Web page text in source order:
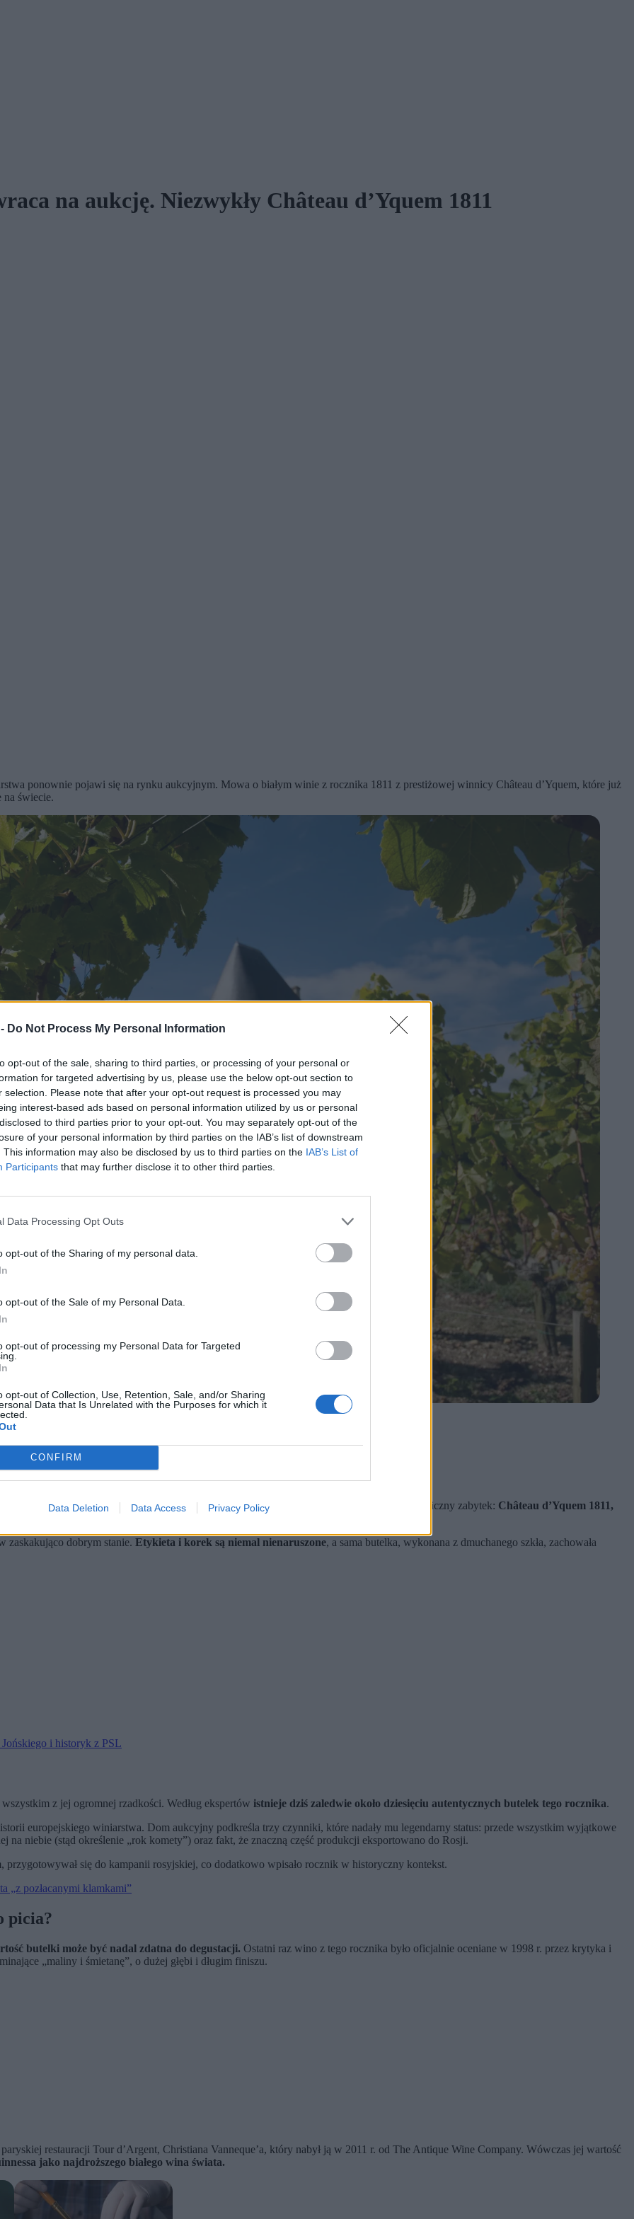
Do Not Process My Personal Information
opt-out of the sale, sharing to third parties, or processing of your personal or
for targeted advertising by us, please use the below opt-out section to
selection. Please note that after your opt-out request is processed you may
interest-based ads based on personal information utilized by us or personal
to third parties prior to your opt-out. You may separately opt-out of the
of your personal information by third parties on the IAB’s list of downstream
This information may also be disclosed by us to third parties on the IAB’s List of
Participants that may further disclose it to other third parties.
Data Processing Opt Outs
opt-out of the Sharing of my personal data.
opt-out of the Sale of my Personal Data.
opt-out of processing my Personal Data for Targeted
opt-out of Collection, Use, Retention, Sale, and/or Sharing
Data that Is Unrelated with the Purposes for which it
CONFIRM
Data Deletion Data Access Privacy Policy
na aukcję. Niezwykły Château d’Yquem 1811
ponownie pojawi się na rynku aukcyjnym. Mowa o białym winie z rocznika 1811 z prestiżowej winnicy Château d’Yquem, które już
na świecie.
Images)
najrzadszych roczników w historii.
jako najdroższe białe wino świata.
zatytułowanej „Les Phares”, która odbędzie się 31 maja w regionie Hérault.
przedmiotów kolekcjonerskich. Wśród rzeźb i obrazów znajdzie się również niezwykły enologiczny zabytek: Château d’Yquem 1811,
zaskakująco dobrym stanie. Etykieta i korek są niemal nienaruszone, a sama butelka, wykonana z dmuchanego szkła, zachowała
i historyk z PSL
z jej ogromnej rzadkości. Według ekspertów istnieje dziś zaledwie około dziesięciu autentycznych butelek tego rocznika.
europejskiego winiarstwa. Dom aukcyjny podkreśla trzy czynniki, które nadały mu legendarny status: przede wszystkim wyjątkowe
niebie (stąd określenie „rok komety”) oraz fakt, że znaczną część produkcji eksportowano do Rosji.
się do kampanii rosyjskiej, co dodatkowo wpisało rocznik w historyczny kontekst.
„z pozłacanymi klamkami”
picia?
butelki może być nadal zdatna do degustacji. Ostatni raz wino z tego rocznika było oficjalnie oceniane w 1998 r. przez krytyka i
„maliny i śmietanę”, o dużej głębi i długim finiszu.
restauracji Tour d’Argent, Christiana Vanneque’a, który nabył ją w 2011 r. od The Antique Wine Company. Wówczas jej wartość
jako najdroższego białego wina świata.